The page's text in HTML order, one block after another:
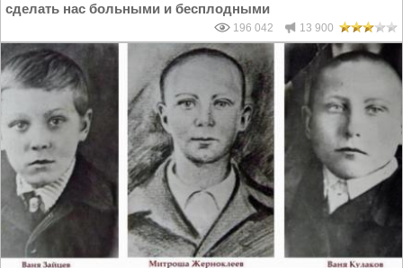
сделать нас больными и бесплодными
196 042 13 900